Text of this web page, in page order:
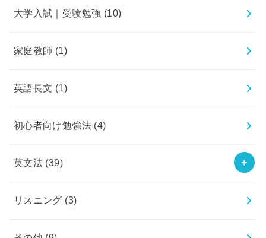
大学入試｜受験勉強 (10)
家庭教師 (1)
英語長文 (1)
初心者向け勉強法 (4)
英文法 (39)
リスニング (3)